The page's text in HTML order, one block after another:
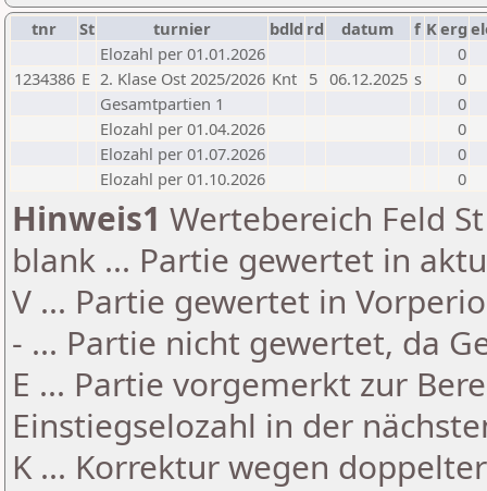
tnr St turnier bdld rd datum f Kerg
Elozahl per 01.01.2026
0
1234386 E 2. Klase Ost 2025/2026 Knt 5 06.12.2025 s
0
Gesamtpartien 1
0
Elozahl per 01.04.2026
0
Elozahl per 01.07.2026
0
Elozahl per 01.10.2026
0
Hinweis1 Wertebereich Feld
blank ... Partie gewertet in
V ... Partie gewertet in
- ... Partie nicht gewertet, da
E ... Partie vorgemerkt zur
Einstiegselozahl in der
K ... Korrektur wegen